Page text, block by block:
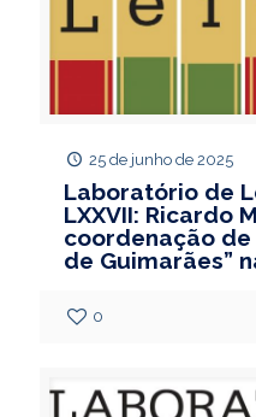
25 de junho de 2025
Laboratório de
LXXVII: Ricardo
coordenação de
de Guimarães”
0